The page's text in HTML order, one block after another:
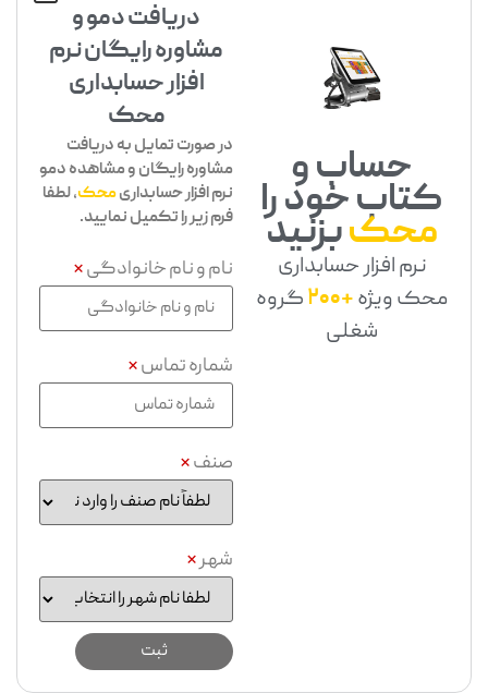
حساب و
کتاب خود را
محکبزنید
نرم افزار حسابداری
محک ویژه+200
گروه
شغلی
دریافت دمو و
مشاوره رایگان نرم
افزار حسابداری
محک
در صورت تمایل به دریافت
مشاوره رایگان و مشاهده دمو
نرم افزار حسابداریمحک، لطفا
فرم زیر را تکمیل نمایید.
نام و نام خانوادگی*
شماره تماس*
صنف*
شهر*